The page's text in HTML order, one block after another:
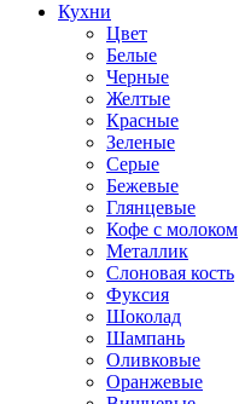
Кухни
Цвет
Белые
Черные
Желтые
Красные
Зеленые
Серые
Бежевые
Глянцевые
Кофе с молоком
Металлик
Слоновая кость
Фуксия
Шоколад
Шампань
Оливковые
Оранжевые